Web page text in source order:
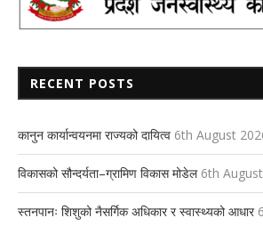
RECENT POSTS
कानुन कार्यान्वयनमा राज्यको दायित्व 6th August
विकासको सौन्दर्यता–ग्रामिण विकास मोडेल 6th
स्तनपानः शिशुको नैसर्गिक अधिकार र स्वास्थ्यको आधार